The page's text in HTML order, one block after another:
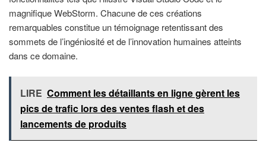
magnifique WebStorm. Chacune de ces créations
remarquables constitue un témoignage retentissant des
sommets de l’ingéniosité et de l’innovation humaines atteints
dans ce domaine.
LIRE Comment les détaillants en ligne gèrent les
pics de trafic lors des ventes flash et des
lancements de produits